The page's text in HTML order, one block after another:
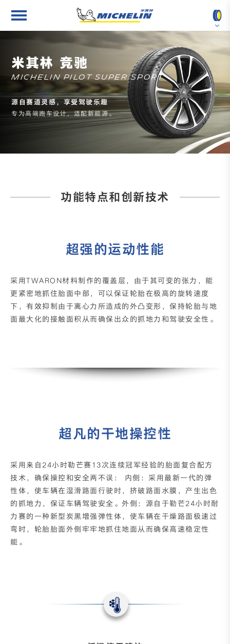
按轮胎尺寸查找
按轮胎花纹查找
新闻中心
最佳雇主
米其林 竞驰
MICHELIN PILOT SUPER SPORT
源自赛道灵感，享受驾驶乐趣
专为高端跑车设计，适配新能源。
功能特点和创新技术
超强的运动性能
采用TWARON材料制作的覆盖层，由于其可变的张力，能
更紧密地抓住胎面中部，可以保证轮胎在极高的旋转速度
下，有效抑制由于离心力所造成的外凸变形，保持轮胎与地
面最大化的接触面积从而确保出众的抓地力和驾驶安全性。
超凡的干地操控性
采用来自24小时勒芒赛13次连续冠军经验的胎面复合配方
技术，确保操控和安全两不误： 内侧：采用最新一代的弹
性体，使车辆在湿滑路面行驶时，挤破路面水膜，产生出色
的抓地力，保证车辆驾驶安全。外侧：源自于勒芒24小时耐
力赛的一种新型炭黑增强弹性体，使车辆在干燥路面极速过
弯时，轮胎胎面外侧牢牢地抓住地面从而确保高速稳定性
能。